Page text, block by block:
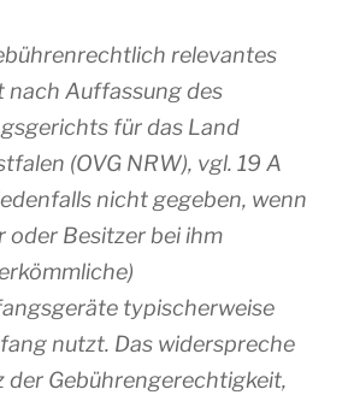
relevantes
nach Auffassung des
für das Land
(OVG NRW), vgl. 19 A
nicht gegeben, wenn
oder Besitzer bei ihm
typischerweise
nutzt. Das widerspreche
der Gebührengerechtigkeit,